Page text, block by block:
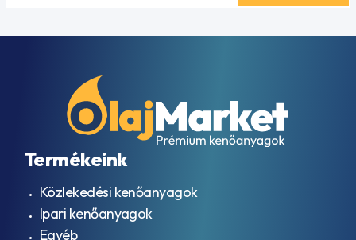
Termékeink
Közlekedési kenőanyagok
Ipari kenőanyagok
Egyéb